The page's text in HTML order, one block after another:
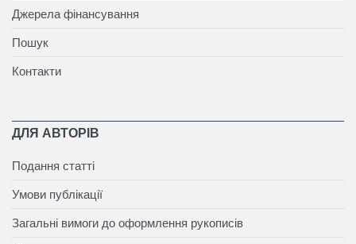
Джерела фінансування
Пошук
Контакти
ДЛЯ АВТОРІВ
Подання статті
Умови публікації
Загальні вимоги до оформлення рукописів